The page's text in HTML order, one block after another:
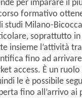
per imparare il
formativo
studi Milano-
soprattutto in
insieme l’attività
fino ad
access. È un
le è possibile
fino all’arrivo ai
23 24 25
30 01 02